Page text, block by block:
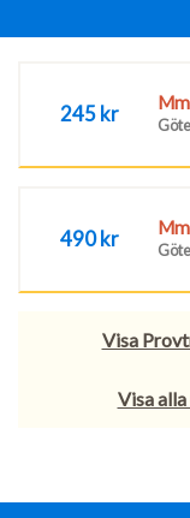
245 kr
490 kr
Visa
Visa